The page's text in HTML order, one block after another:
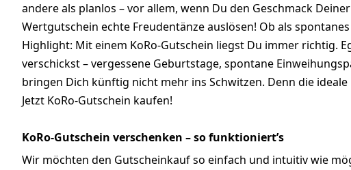
andere als planlos – vor allem, wenn Du den Geschmack
Wertgutschein echte Freudentänze auslösen! Ob als
Highlight: Mit einem KoRo-Gutschein liegst Du immer richtig.
verschickst – vergessene Geburtstage, spontane
bringen Dich künftig nicht mehr ins Schwitzen. Denn die
Jetzt KoRo-Gutschein kaufen!
KoRo-Gutschein verschenken – so funktioniert’s
Wir möchten den Gutscheinkauf so einfach und intuitiv wie